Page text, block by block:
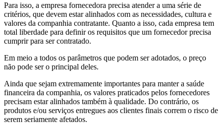
Para isso, a empresa fornecedora precisa atender a uma série de
critérios, que devem estar alinhados com as necessidades, cultura e
valores da companhia contratante. Quanto a isso, cada empresa tem
total liberdade para definir os requisitos que um fornecedor precisa
cumprir para ser contratado.
Em meio a todos os parâmetros que podem ser adotados, o preço
não pode ser o principal deles.
Ainda que sejam extremamente importantes para manter a saúde
financeira da companhia, os valores praticados pelos fornecedores
precisam estar alinhados também à qualidade. Do contrário, os
produtos e/ou serviços entregues aos clientes finais correm o risco de
serem seriamente afetados.